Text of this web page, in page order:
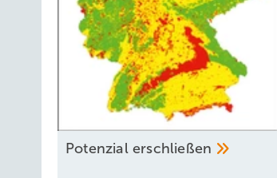
Potenzial ­erschließen